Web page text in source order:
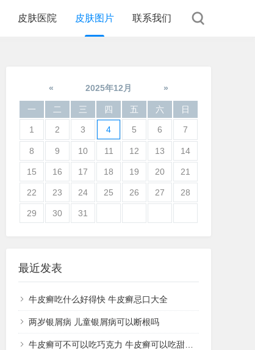
皮肤医院 皮肤图片 联系我们
« 2025年12月 »
一 二 三 四 五 六 日
1 2 3 4 5 6 7
8 9 10 11 12 13 14
15 16 17 18 19 20 21
22 23 24 25 26 27 28
29 30 31
最近发表
牛皮癣吃什么好得快 牛皮癣忌口大全
两岁银屑病 儿童银屑病可以断根吗
牛皮癣可不可以吃巧克力 牛皮癣可以吃甜品吗